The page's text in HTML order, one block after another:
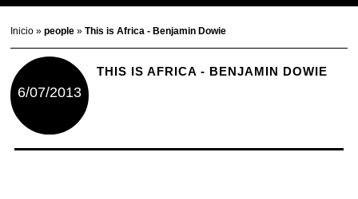
Inicio»people»This is Africa - Benjamin Dowie
6/07/2013
THIS IS AFRICA - BENJAMIN DOWIE